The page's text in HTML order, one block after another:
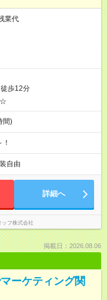
業代
歩12分
☆
間)
自由
詳細へ
ッフ株式会社
掲載日：2026.08.06
ーケティング関